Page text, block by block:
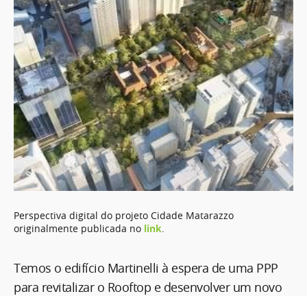
Perspectiva digital do projeto Cidade Matarazzo
originalmente publicada no link.
Temos o edifício Martinelli à espera de uma PPP
para revitalizar o Rooftop e desenvolver um novo